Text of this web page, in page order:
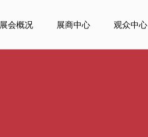
展会概况 展商中心 观众中心